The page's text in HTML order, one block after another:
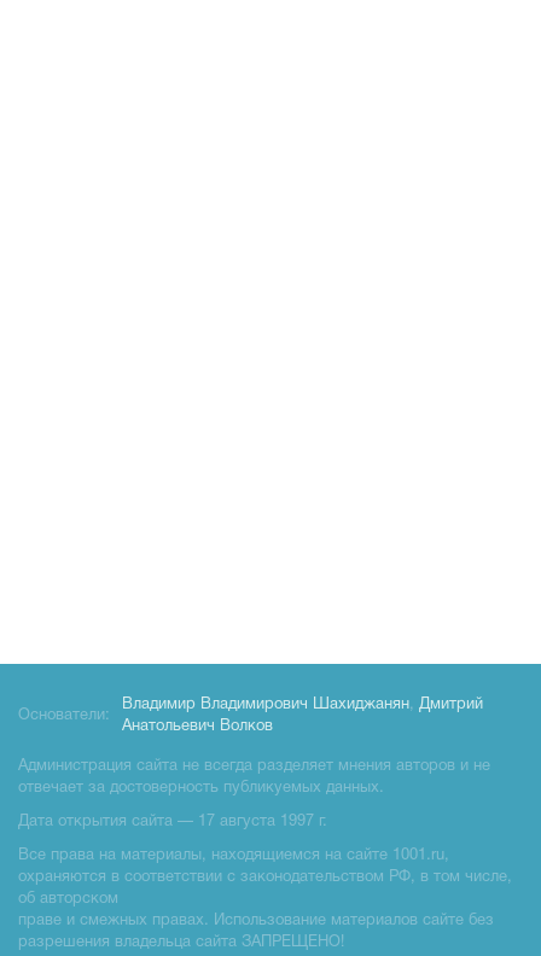
Основатели:
Владимир Владимирович Шахиджанян, Дмитрий
Анатольевич Волков
Администрация сайта не всегда разделяет мнения авторов и не
отвечает за достоверность публикуемых данных.
Дата открытия сайта — 17 августа 1997 г.
Все права на материалы, находящиемся на сайте 1001.ru,
охраняются в соответствии с законодательством РФ, в том числе,
об авторском
праве и смежных правах. Использование материалов сайте без
разрешения владельца сайта ЗАПРЕЩЕНО!